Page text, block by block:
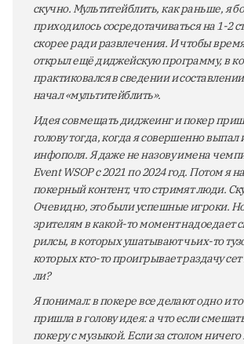
скучно. Мультитейблить, как раньше, я
приходилось сосредотачиваться на 1-2
скорее ради развлечения. И чтобы
открыл ещё диджейскую программу, в
практиковался в сведении и составлении
начал «мультитейблить».
Идея совмещать диджеинг и покер
голову тогда, когда я совершенно выпал
инфополя. Я даже не назову имена
Event WSOP с 2021 по 2024 год. Потом я
покерный контент, что стримят люди.
Очевидно, это были успешные игроки.
зрителям в какой-то момент надоедает
рилсы, в которых ушатывают чьих-то
которых кто-то проигрывает раздачу сет
ли?
Я понимал: в покере все делают одно и
пришла в голову идея: а что если
покеру с музыкой. Если за столом